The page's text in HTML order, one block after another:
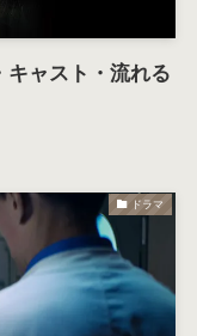
キャスト・流れる
ドラマ